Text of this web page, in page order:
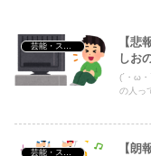
Powered by
【
しお
(´・ω
の人っ
【